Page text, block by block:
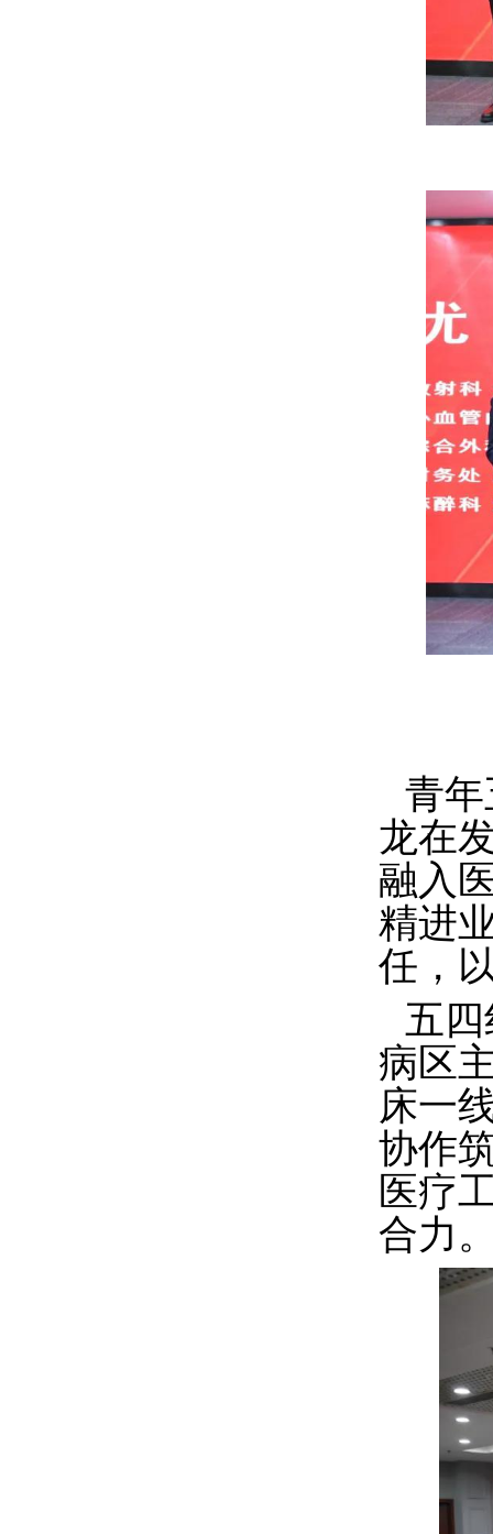
青
龙在
融入
精进
任，
五
病区
床一
协作
医疗
合力